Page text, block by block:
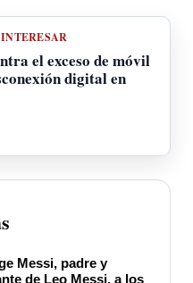
el exceso de móvil
digital en
Messi, padre y
de Leo Messi, a los